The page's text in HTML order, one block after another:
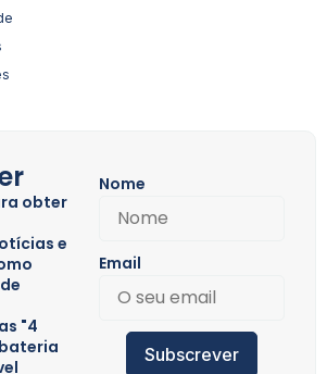
obter
e
"4
Nome
Email
Subscrever